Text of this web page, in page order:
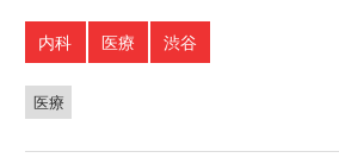
内科 医療 渋谷
医療